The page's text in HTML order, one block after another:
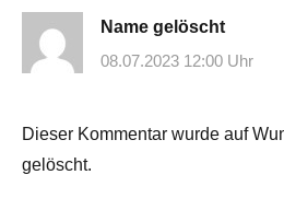
Name gelöscht
08.07.2023 12:00 Uhr
Dieser Kommentar wurde auf
gelöscht.